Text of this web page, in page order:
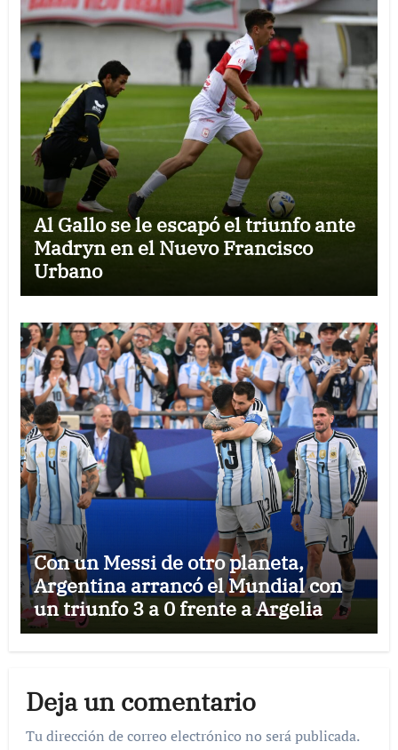
Al Gallo se le escapó el triunfo ante
Madryn en el Nuevo Francisco
Urbano
Con un Messi de otro planeta,
Argentina arrancó el Mundial con
un triunfo 3 a 0 frente a Argelia
Deja un comentario
Tu dirección de correo electrónico no será publicada.